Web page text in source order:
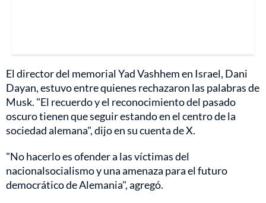
El director del memorial Yad Vashhem en Israel, Dani
Dayan, estuvo entre quienes rechazaron las palabras de
Musk. "El recuerdo y el reconocimiento del pasado
oscuro tienen que seguir estando en el centro de la
sociedad alemana", dijo en su cuenta de X.
"No hacerlo es ofender a las víctimas del
nacionalsocialismo y una amenaza para el futuro
democrático de Alemania", agregó.